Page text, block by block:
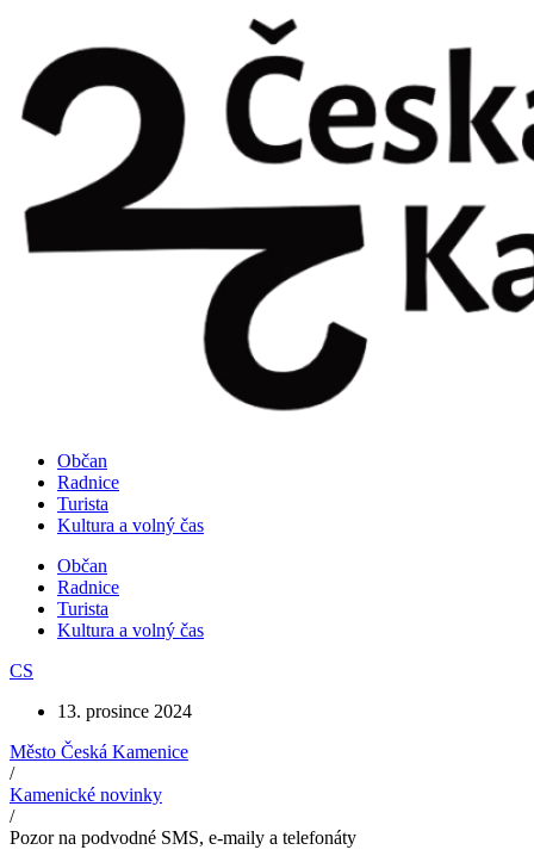
obsahu
Občan
Radnice
Turista
Kultura a volný čas
Občan
Radnice
Turista
Kultura a volný čas
CS
13. prosince 2024
Město Česká Kamenice
/
Kamenické novinky
/
Pozor na podvodné SMS, e-maily a telefonáty